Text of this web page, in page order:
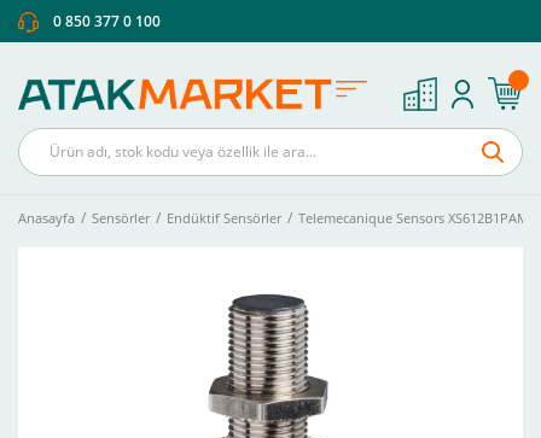
0 850 377 0 100
Anasayfa Sensörler Endüktif Sensörler Telemecanique Sensors